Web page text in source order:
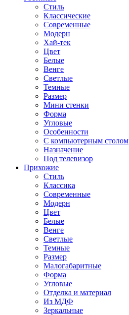
Стиль
Классические
Современные
Модерн
Хай-тек
Цвет
Белые
Венге
Светлые
Темные
Размер
Мини стенки
Форма
Угловые
Особенности
С компьютерным столом
Назначение
Под телевизор
Прихожие
Стиль
Классика
Современные
Модерн
Цвет
Белые
Венге
Светлые
Темные
Размер
Малогабаритные
Форма
Угловые
Отделка и материал
Из МДФ
Зеркальные